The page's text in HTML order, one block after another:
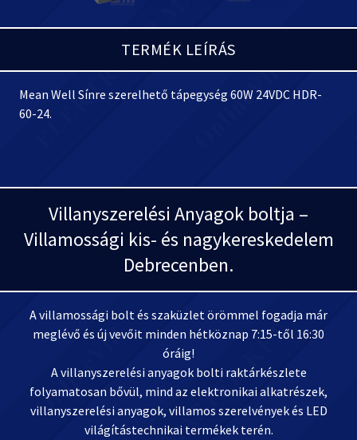
TERMÉK LEÍRÁS
Mean Well Sínre szerelhető tápegység 60W 24VDC HDR-
60-24.
Villanyszerelési Anyagok boltja –
Villamossági kis- és nagykereskedelem
Debrecenben.
A villamossági bolt és szaküzlet örömmel fogadja már
meglévő és új vevőit minden hétköznap 7:15-től 16:30
óráig!
A villanyszerelési anyagok bolti raktárkészlete
folyamatosan bővül, mind az elektronikai alkatrészek,
villanyszerelési anyagok, villamos szerelvények és LED
világítástechnikai termékek terén.